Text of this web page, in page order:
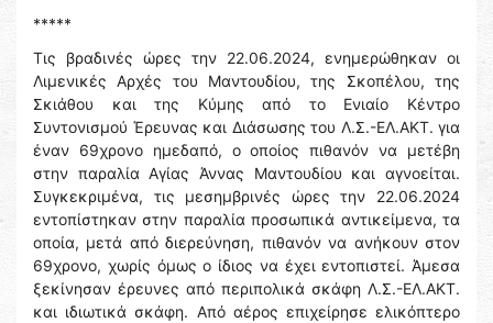
*****
Τις βραδινές ώρες την 22.06.2024, ενημερώθηκαν οι
Λιμενικές Αρχές του Μαντουδίου, της Σκοπέλου, της
Σκιάθου και της Κύμης από το Ενιαίο Κέντρο
Συντονισμού Έρευνας και Διάσωσης του Λ.Σ.-ΕΛ.ΑΚΤ. για
έναν 69χρονο ημεδαπό, ο οποίος πιθανόν να μετέβη
στην παραλία Αγίας Άννας Μαντουδίου και αγνοείται.
Συγκεκριμένα, τις μεσημβρινές ώρες την 22.06.2024
εντοπίστηκαν στην παραλία προσωπικά αντικείμενα, τα
οποία, μετά από διερεύνηση, πιθανόν να ανήκουν στον
69χρονο, χωρίς όμως ο ίδιος να έχει εντοπιστεί. Άμεσα
ξεκίνησαν έρευνες από περιπολικά σκάφη Λ.Σ.-ΕΛ.ΑΚΤ.
και ιδιωτικά σκάφη. Από αέρος επιχείρησε ελικόπτερο